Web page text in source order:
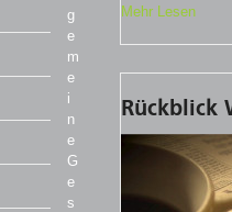
Mehr Lesen
Rückblick
g
e
m
e
i
n
e
G
e
s